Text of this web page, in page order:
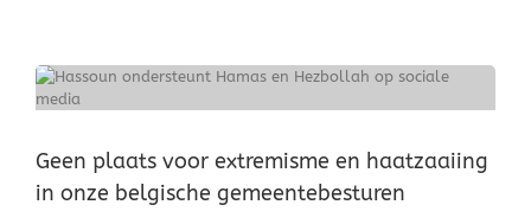
Geen plaats voor extremisme en haatzaaiing
in onze belgische gemeentebesturen